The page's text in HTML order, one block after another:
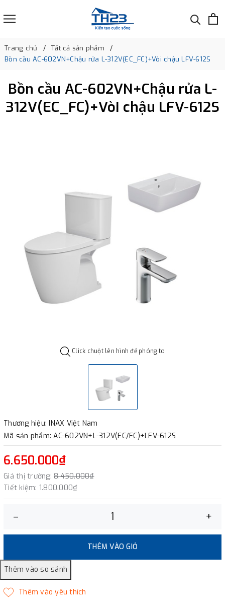
Trang chủ
Tất cả sản phẩm
Bồn cầu AC-602VN+Chậu rửa L-312V(EC_FC)+Vòi chậu LFV-612S
Bồn cầu AC-602VN+Chậu rửa L-
312V(EC_FC)+Vòi chậu LFV-612S
Click chuột lên hình để phóng to
Thương hiệu: INAX Việt Nam
Mã sản phẩm: AC-602VN+L-312V(EC/FC)+LFV-612S
6.650.000₫
Giá thị trường: 8.450.000₫
Tiết kiệm: 1.800.000₫
– +
THÊM VÀO GIỎ